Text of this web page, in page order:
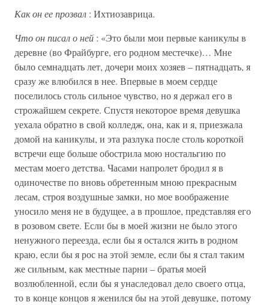
Как он ее прозвал : Ихтиозаврица.
Что он писал о ней : «Это были мои первые каникулы в
деревне (во Фрайбурге, его родном местечке)… Мне
было семнадцать лет, дочери моих хозяев – пятнадцать, я
сразу же влюбился в нее. Впервые в моем сердце
поселилось столь сильное чувство, но я держал его в
строжайшем секрете. Спустя некоторое время девушка
уехала обратно в свой колледж, она, как и я, приезжала
домой на каникулы, и эта разлука после столь короткой
встречи еще больше обострила мою ностальгию по
местам моего детства. Часами напролет бродил я в
одиночестве по вновь обретенным мною прекрасным
лесам, строя воздушные замки, но мое воображение
уносило меня не в будущее, а в прошлое, представляя его
в розовом свете. Если бы в моей жизни не было этого
ненужного переезда, если бы я остался жить в родном
краю, если бы я рос на этой земле, если бы я стал таким
же сильным, как местные парни – братья моей
возлюбленной, если бы я унаследовал дело своего отца,
то в конце концов я женился бы на этой девушке, потому